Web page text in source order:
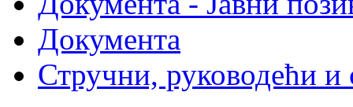
Документа
Стручни, руководећи и